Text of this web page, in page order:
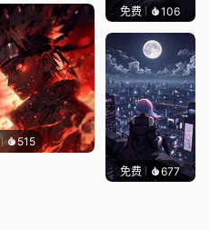
515
免费 106Kyllar
免费 677鲨鲨啊